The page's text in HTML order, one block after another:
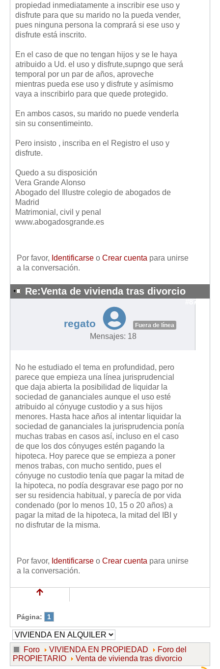
propiedad inmediatamente a inscribir ese uso y
disfrute para que su marido no la pueda vender,
pues ninguna persona la comprará si ese uso y
disfrute está inscrito.
En el caso de que no tengan hijos y se le haya
atribuido a Ud. el uso y disfrute,supngo que será
temporal por un par de años, aproveche
mientras pueda ese uso y disfrute y asímismo
vaya a inscribirlo para que quede protegido.
En ambos casos, su marido no puede venderla
sin su consentimeinto.
Pero insisto , inscriba en el Registro el uso y
disfrute.
Quedo a su disposición
Vera Grande Alonso
Abogado del Illustre colegio de abogados de
Madrid
Matrimonial, civil y penal
www.abogadosgrande.es
Por favor, Identificarse o Crear cuenta para unirse
a la conversación.
Re:Venta de vivienda tras divorcio
#8750
regato Fuera de línea
Mensajes: 18
No he estudiado el tema en profundidad, pero
parece que empieza una línea jurisprudencial
que daja abierta la posibilidad de liquidar la
sociedad de gananciales aunque el uso esté
atribuido al cónyuge custodio y a sus hijos
menores. Hasta hace años al intentar liquidar la
sociedad de gananciales la jurisprudencia ponía
muchas trabas en casos así, incluso en el caso
de que los dos cónyuges estén pagando la
hipoteca. Hoy parece que se empieza a poner
menos trabas, con mucho sentido, pues el
cónyuge no custodio tenía que pagar la mitad de
la hipoteca, no podía desgravar ese pago por no
ser su residencia habitual, y parecía de por vida
condenado (por lo menos 10, 15 o 20 años) a
pagar la mitad de la hipoteca, la mitad del IBI y
no disfrutar de la misma.
Por favor, Identificarse o Crear cuenta para unirse
a la conversación.
Página: 1
Foro VIVIENDA EN PROPIEDAD
Foro del
PROPIETARIO
Venta de vivienda tras divorcio